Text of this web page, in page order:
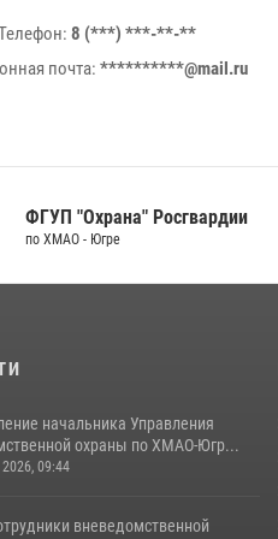
8 (***) ***-**-**
почта: **********@mail.ru
ФГУП "Охрана" Росгвардии
по ХМАО - Югре
начальника Управления
охраны по ХМАО-Югр...
2026, 09:44
вневедомственной